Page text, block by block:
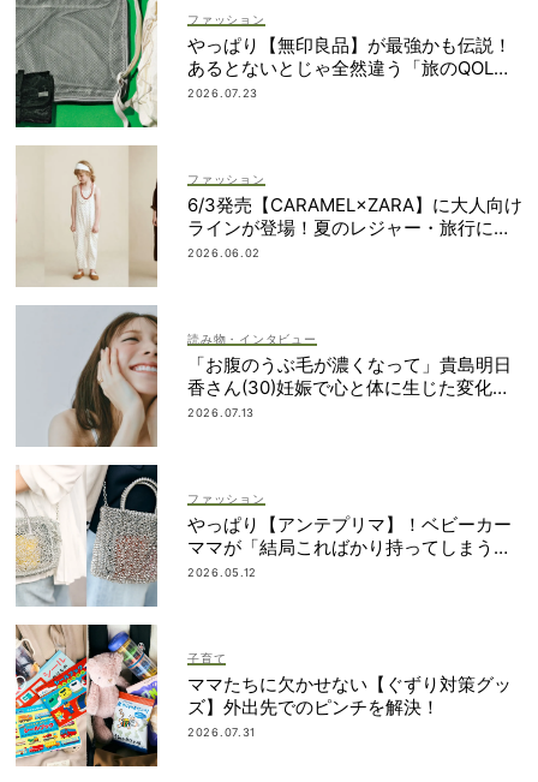
ファッション
やっぱり【無印良品】が最強かも伝説！
あるとないとじゃ全然違う「旅のQOL爆
上げアイテム」
2026.07.23
ファッション
6/3発売【CARAMEL×ZARA】に大人向け
ラインが登場！夏のレジャー・旅行にも
おすすめ
2026.06.02
読み物・インタビュー
「お腹のうぶ毛が濃くなって」貴島明日
香さん(30)妊娠で心と体に生じた変化も
「愛しいです」
2026.07.13
ファッション
やっぱり【アンテプリマ】！ベビーカー
ママが「結局こればかり持ってしまう」
納得の理由
2026.05.12
子育て
ママたちに欠かせない【ぐずり対策グッ
ズ】外出先でのピンチを解決！
2026.07.31